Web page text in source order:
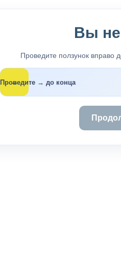
Вы
Проведите ползунок вправо
Проведите → до конца
→